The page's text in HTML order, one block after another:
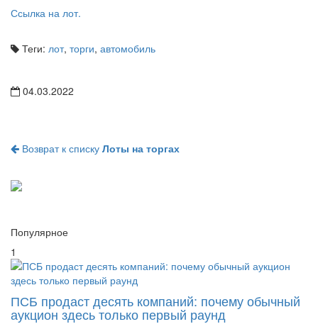
Ссылка на лот.
Теги: лот, торги, автомобиль
04.03.2022
Возврат к списку Лоты на торгах
Популярное
1
ПСБ продаст десять компаний: почему обычный
аукцион здесь только первый раунд